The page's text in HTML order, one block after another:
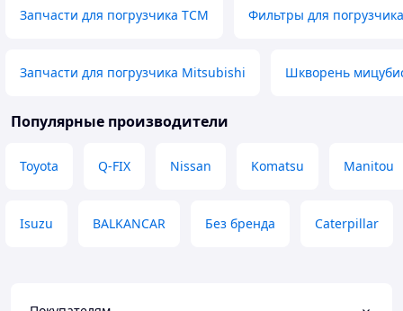
Запчасти для погрузчика TCM Фильтры для погрузчика
Запчасти для погрузчика Mitsubishi Шкворень
Популярные производители
Toyota Q-FIX Nissan Komatsu Manitou
Isuzu BALKANCAR Без бренда Caterpillar